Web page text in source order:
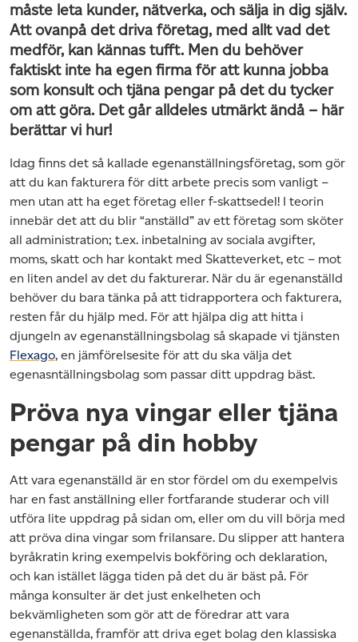
måste leta kunder, nätverka, och sälja in dig själv.
Att ovanpå det driva företag, med allt vad det
medför, kan kännas tufft. Men du behöver
faktiskt inte ha egen firma för att kunna jobba
som konsult och tjäna pengar på det du tycker
om att göra. Det går alldeles utmärkt ändå – här
berättar vi hur!
Idag finns det så kallade egenanställningsföretag, som gör
att du kan fakturera för ditt arbete precis som vanligt –
men utan att ha eget företag eller f-skattsedel! I teorin
innebär det att du blir “anställd” av ett företag som sköter
all administration; t.ex. inbetalning av sociala avgifter,
moms, skatt och har kontakt med Skatteverket, etc – mot
en liten andel av det du fakturerar. När du är egenanställd
behöver du bara tänka på att tidrapportera och fakturera,
resten får du hjälp med. För att hjälpa dig att hitta i
djungeln av egenanställningsbolag så skapade vi tjänsten
Flexago, en jämförelsesite för att du ska välja det
egenasntällningsbolag som passar ditt uppdrag bäst.
Pröva nya vingar eller tjäna
pengar på din hobby
Att vara egenanställd är en stor fördel om du exempelvis
har en fast anställning eller fortfarande studerar och vill
utföra lite uppdrag på sidan om, eller om du vill börja med
att pröva dina vingar som frilansare. Du slipper att hantera
byråkratin kring exempelvis bokföring och deklaration,
och kan istället lägga tiden på det du är bäst på. För
många konsulter är det just enkelheten och
bekvämligheten som gör att de föredrar att vara
egenanställda, framför att driva eget bolag den klassiska